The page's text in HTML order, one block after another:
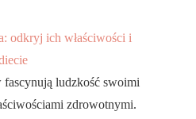
odkryj ich właściwości i
fascynują ludzkość swoimi
zdrowotnymi.